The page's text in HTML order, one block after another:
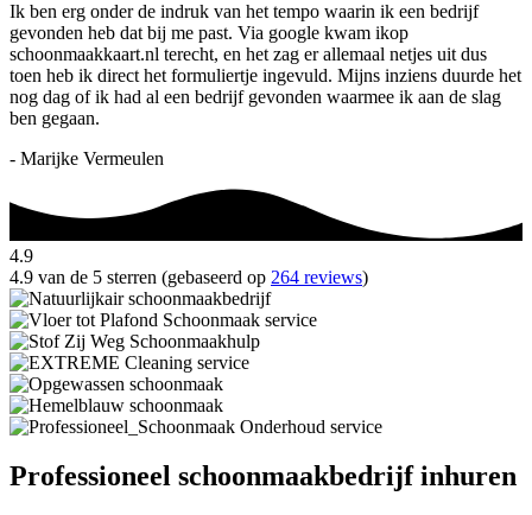
Ik ben erg onder de indruk van het tempo waarin ik een bedrijf
gevonden heb dat bij me past. Via google kwam ikop
schoonmaakkaart.nl terecht, en het zag er allemaal netjes uit dus
toen heb ik direct het formuliertje ingevuld. Mijns inziens duurde het
nog dag of ik had al een bedrijf gevonden waarmee ik aan de slag
ben gegaan.
- Marijke Vermeulen
4.9
4.9 van de 5 sterren (gebaseerd op 264 reviews)
Professioneel schoonmaakbedrijf inhuren